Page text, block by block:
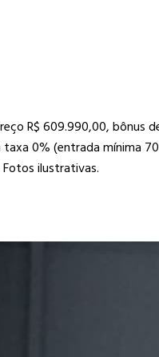
R$ 609.990,00, bônus
0% (entrada mínima
ilustrativas.